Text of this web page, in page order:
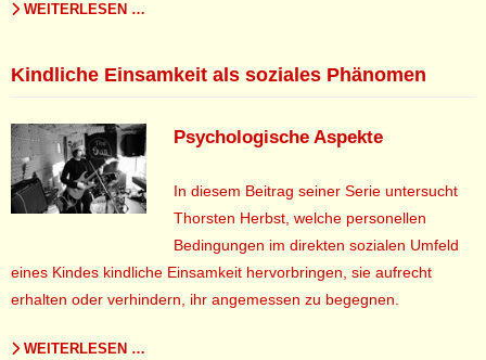
WEITERLESEN …
Kindliche Einsamkeit als soziales Phänomen
Psychologische Aspekte
In diesem Beitrag seiner Serie untersucht
Thorsten Herbst, welche personellen
Bedingungen im direkten sozialen Umfeld
eines Kindes kindliche Einsamkeit hervorbringen, sie aufrecht
erhalten oder verhindern, ihr angemessen zu begegnen.
WEITERLESEN …